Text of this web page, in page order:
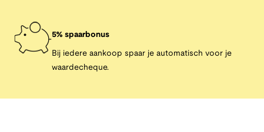
5% spaarbonus
Bij iedere aankoop spaar je automatisch voor je
waardecheque.